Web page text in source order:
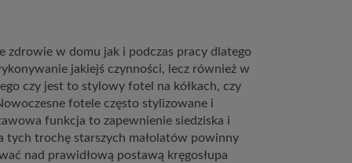
zdrowie w domu jak i podczas pracy dlatego
jakiejś czynności, lecz również w
czy jest to stylowy fotel na kółkach, czy
fotele często stylizowane i
funkcja to zapewnienie siedziska i
tych trochę starszych małolatów powinny
nad prawidłową postawą kręgosłupa